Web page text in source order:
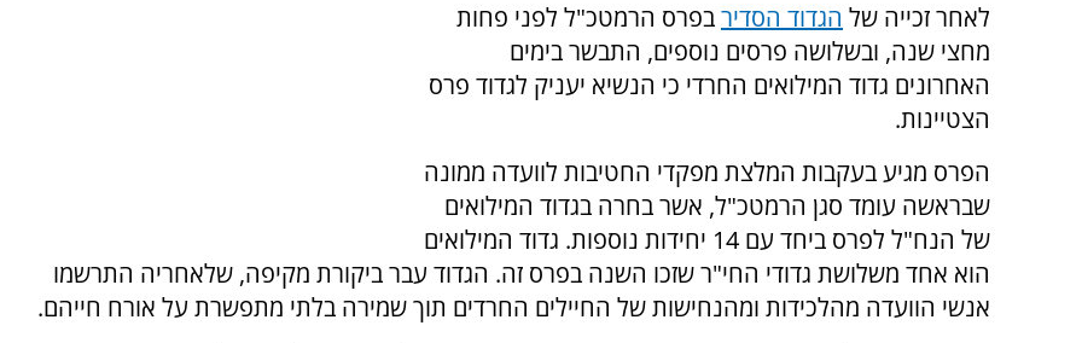
לאחר זכייה של הגדוד הסדירבפרס הרמטכ"ל לפני פחות
מחצי שנה, ובשלושה פרסים נוספים, התבשר בימים
האחרונים גדוד המילואים החרדי כי הנשיא יעניק לגדוד פרס
הצטיינות.
הפרס מגיע בעקבות המלצת מפקדי החטיבות לוועדה ממונה
שבראשה עומד סגן הרמטכ"ל, אשר בחרה בגדוד המילואים
של הנח"ל לפרס ביחד עם 14 יחידות נוספות. גדוד המילואים
הוא אחד משלושת גדודי החי"ר שזכו השנה בפרס זה. הגדוד עבר ביקורת מקיפה, שלאחריה התרשמו
אנשי הוועדה מהלכידות ומהנחישות של החיילים החרדים תוך שמירה בלתי מתפשרת על אורח חייהם.